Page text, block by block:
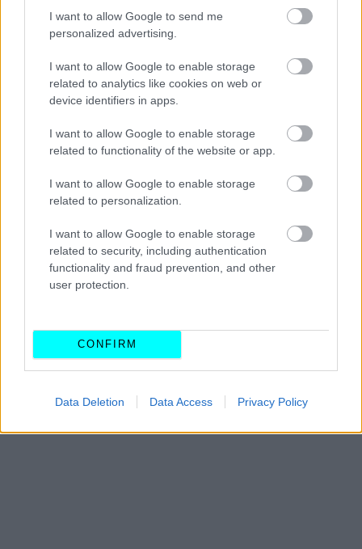
I want to allow Google to send me
personalized advertising.
I want to allow Google to enable storage
related to analytics like cookies on web or
device identifiers in apps.
I want to allow Google to enable storage
related to functionality of the website or app.
I want to allow Google to enable storage
related to personalization.
I want to allow Google to enable storage
related to security, including authentication
functionality and fraud prevention, and other
user protection.
CONFIRM
Data Deletion Data Access Privacy Policy
ταύρων.